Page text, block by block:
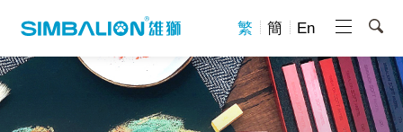
繁 簡 En